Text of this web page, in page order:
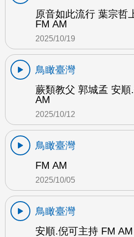
原音如此流行 葉宗哲
FM AM
2025/10/19
鳥瞰臺灣
蕨類教父 郭城孟 安順
AM
2025/10/12
鳥瞰臺灣
FM AM
2025/10/05
鳥瞰臺灣
安順.倪可主持 FM